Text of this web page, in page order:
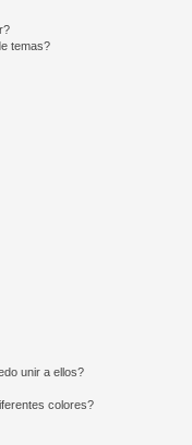
temas?
unir a ellos?
colores?